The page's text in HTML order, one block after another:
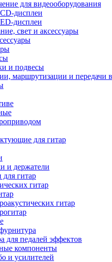
для видеооборудования
дисплеи
дисплеи
свет и аксессуары
и подвесы
маршрутизации и передачи
для гитар
и держатели
для гитар
гитар
гитар
для педалей эффектов
компоненты
и усилителей